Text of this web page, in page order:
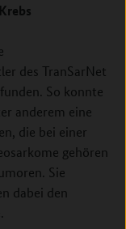
des TranSarNet
So konnte
anderem eine
die bei einer
gehören
Sie
dabei den